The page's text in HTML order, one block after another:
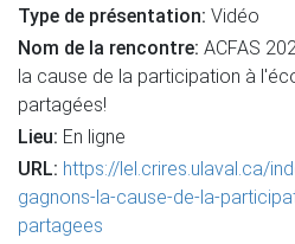
Type de présentation: Vidéo
Nom de la rencontre: ACFAS
la cause de la participation à
partagées!
Lieu: En ligne
URL: https://lel.crires.ulaval.ca/
gagnons-la-cause-de-la-
partagees